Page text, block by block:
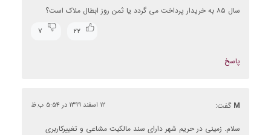
سال ۸۵ به خریدار پرداخت می گردد یا ثمن روز ابطال ملاک است؟
۲۲
۷
پاسخ
M گفت: ۱۲ اسفند ۱۳۹۹ در ۵:۵۴ ب.ظ
سلام. زمینی در حریم شهر دارای سند مالکیت مشاعی و تغییرکاربری